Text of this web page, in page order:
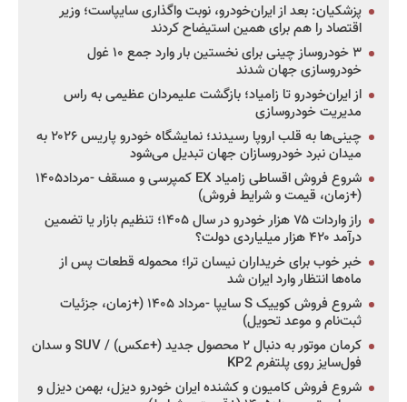
پزشکیان: بعد از ایران‌خودرو، نوبت واگذاری سایپاست؛ وزیر
اقتصاد را هم برای همین استیضاح کردند
۳ خودروساز چینی برای نخستین بار وارد جمع ۱۰ غول
خودروسازی جهان شدند
از ایران‌خودرو تا زامیاد؛ بازگشت علیمردان عظیمی به راس
مدیریت خودروسازی
چینی‌ها به قلب اروپا رسیدند؛ نمایشگاه خودرو پاریس ۲۰۲۶ به
میدان نبرد خودروسازان جهان تبدیل می‌شود
شروع فروش اقساطی زامیاد EX کمپرسی و مسقف -مرداد۱۴۰۵
(+زمان، قیمت و شرایط فروش)
راز واردات ۷۵ هزار خودرو در سال ۱۴۰۵؛ تنظیم بازار یا تضمین
درآمد ۴۲۰ هزار میلیاردی دولت؟
خبر خوب برای خریداران نیسان ترا؛ محموله قطعات پس از
ماه‌ها انتظار وارد ایران شد
شروع فروش کوییک S سایپا -مرداد ۱۴۰۵ (+زمان، جزئیات
ثبت‌نام و موعد تحویل)
کرمان موتور به دنبال ۲ محصول جدید (+عکس) / SUV و سدان
فول‌سایز روی پلتفرم KP2
شروع فروش کامیون و کشنده ایران خودرو دیزل، بهمن دیزل و